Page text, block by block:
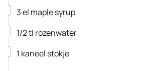
▢
3el maple syrup
▢
1/2tl rozenwater
▢
1 kaneel stokje